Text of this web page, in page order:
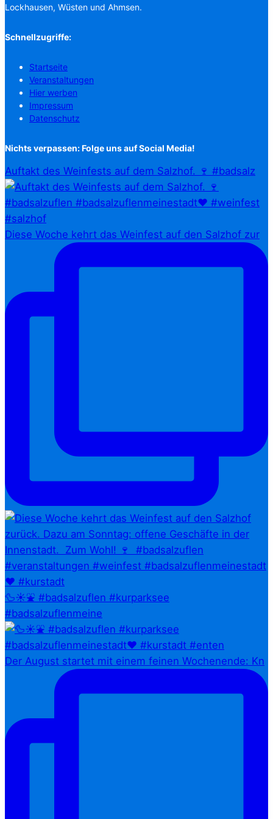
Lockhausen, Wüsten und Ahmsen.
Schnellzugriffe:
Startseite
Veranstaltungen
Hier werben
Impressum
Datenschutz
Nichts verpassen: Folge uns auf Social Media!
Auftakt des Weinfests auf dem Salzhof. 🍷 #badsalz
Diese Woche kehrt das Weinfest auf den Salzhof zur
🦆☀️⛲ #badsalzuflen #kurparksee
#badsalzuflenmeine
Der August startet mit einem feinen Wochenende: Kn